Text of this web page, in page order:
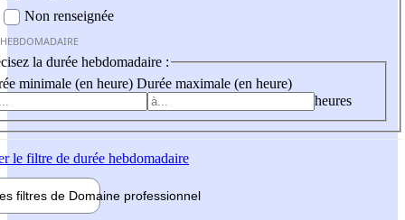
Non renseignée
la durée hebdomadaire :
minimale (en heure) Durée maximale (en heure)
heures
le filtre de durée hebdomadaire
filtres de Domaine professionnel